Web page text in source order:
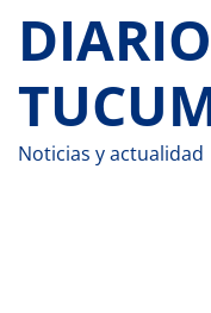
DIARIO
Noticias y actualidad